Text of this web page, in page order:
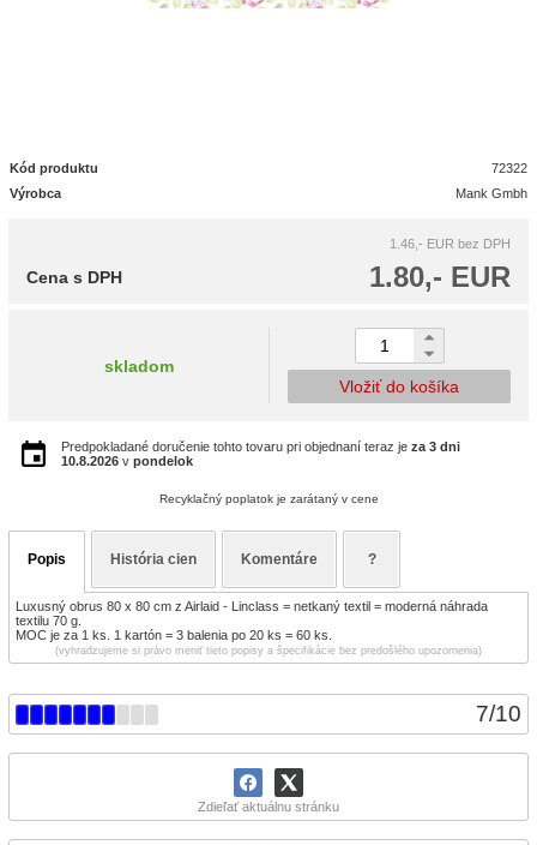
7/10
Zdieľať aktuálnu stránku
Kód produktu
72322
Výrobca
Mank Gmbh
1.46,- EUR bez DPH
1.80,- EUR
Cena s DPH
skladom
Vložiť do košíka
Predpokladané doručenie tohto tovaru pri objednaní teraz je za 3 dni
10.8.2026 v pondelok
Recyklačný poplatok je zarátaný v cene
Popis História cien Komentáre ?
Luxusný obrus 80 x 80 cm z Airlaid - Linclass = netkaný textil = moderná náhrada
textilu 70 g.
MOC je za 1 ks. 1 kartón = 3 balenia po 20 ks = 60 ks.
(vyhradzujeme si právo meniť tieto popisy a špecifikácie bez predošlého upozornenia)